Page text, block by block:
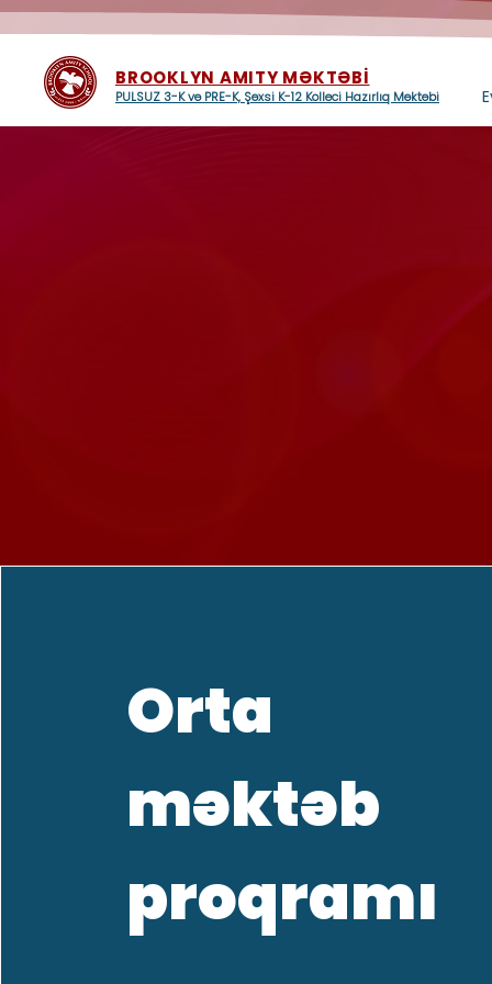
BROOKLYN AMITY MƏKTƏBİ
PULSUZ 3-K və PRE-K, Şəxsi K-12 Kolleci Hazırlıq Məktəbi
Orta
məktəb
proqramı